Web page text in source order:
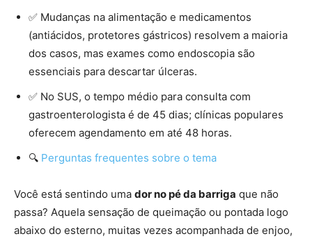
✅ Mudanças na alimentação e medicamentos
(antiácidos, protetores gástricos) resolvem a maioria
dos casos, mas exames como endoscopia são
essenciais para descartar úlceras.
✅ No SUS, o tempo médio para consulta com
gastroenterologista é de 45 dias; clínicas populares
oferecem agendamento em até 48 horas.
🔍 Perguntas frequentes sobre o tema
Você está sentindo uma dor no pé da barriga que não
passa? Aquela sensação de queimação ou pontada logo
abaixo do esterno, muitas vezes acompanhada de enjoo,